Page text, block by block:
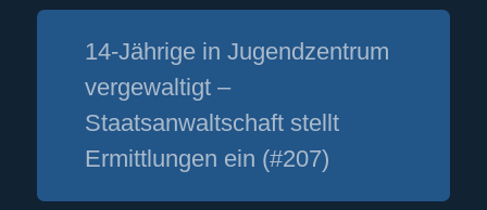
14-Jährige in Jugendzentrum
vergewaltigt –
Staatsanwaltschaft stellt
Ermittlungen ein (#207)